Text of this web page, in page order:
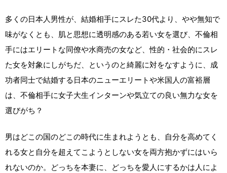
多くの日本人男性が、結婚相手にスレた30代より、やや無知で
味がなくとも、肌と思想に透明感のある若い女を選び、不倫相
手にはエリートな同僚や水商売の女など、性的・社会的にスレ
た女を対象にしがちだ、というのと綺麗に対をなすように、成
功者同士で結婚する日本のニューエリートや米国人の富裕層
は、不倫相手に女子大生インターンや気立ての良い無力な女を
選びがち？
男はどこの国のどこの時代に生まれようとも、自分を高めてく
れる女と自分を超えてこようとしない女を両方抱かずにはいら
れないのか。どっちを本妻に、どっちを愛人にするかは人によ